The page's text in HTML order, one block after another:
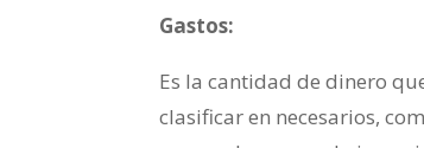
Gastos:
Es la cantidad de dinero
clasificar en necesarios,